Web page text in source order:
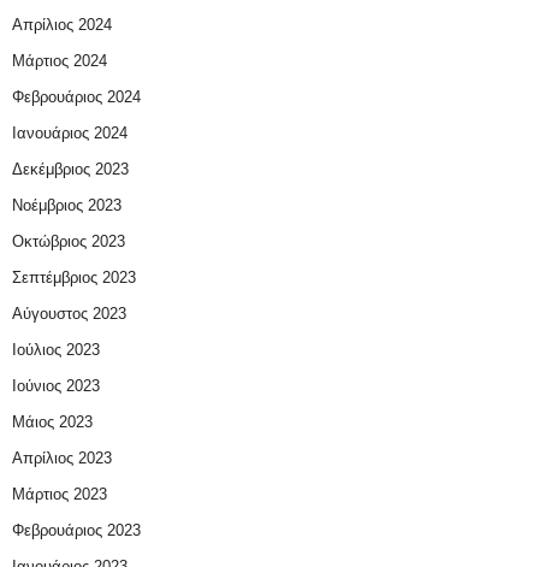
Απρίλιος 2024
Μάρτιος 2024
Φεβρουάριος 2024
Ιανουάριος 2024
Δεκέμβριος 2023
Νοέμβριος 2023
Οκτώβριος 2023
Σεπτέμβριος 2023
Αύγουστος 2023
Ιούλιος 2023
Ιούνιος 2023
Μάιος 2023
Απρίλιος 2023
Μάρτιος 2023
Φεβρουάριος 2023